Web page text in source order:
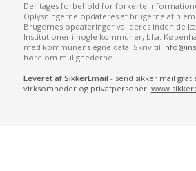
Der tages forbehold for forkerte
Oplysningerne opdateres af brugerne af
Brugernes opdateringer valideres inden de
Institutioner i nogle kommuner, bl.a.
med kommunens egne data. Skriv til
høre om mulighederne.
Leveret af SikkerEmail - send sikker mail
virksomheder og privatpersoner.